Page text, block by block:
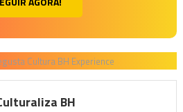
Cultura BH Experience
BH